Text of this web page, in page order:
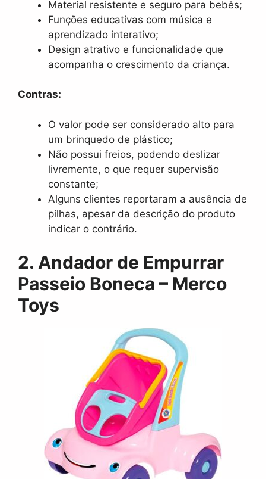
Material resistente e seguro para bebês;
Funções educativas com música e
aprendizado interativo;
Design atrativo e funcionalidade que
acompanha o crescimento da criança.
Contras:
O valor pode ser considerado alto para
um brinquedo de plástico;
Não possui freios, podendo deslizar
livremente, o que requer supervisão
constante;
Alguns clientes reportaram a ausência de
pilhas, apesar da descrição do produto
indicar o contrário.
2. Andador de Empurrar
Passeio Boneca – Merco
Toys